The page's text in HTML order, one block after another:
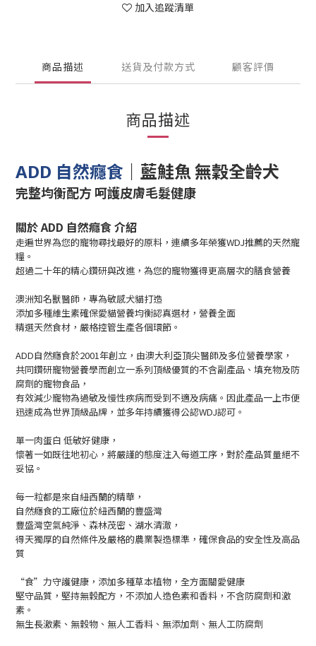
加入追蹤清單
商品描述 送貨及付款方式 顧客評價
商品描述
ADD 自然癮食 ｜ 藍鮭魚 無穀全齡犬
完整均衡配方 呵護皮膚毛髮健康
關於 ADD 自然癮食 介紹
走遍世界為您的寵物尋找最好的原料，連續多年榮獲WDJ推薦的天然寵
糧。
超過二十年的精心鑽研與改進，為您的寵物獲得更高層次的膳食營養
澳洲知名獸醫師，專為敏感犬貓打造
添加多種維生素確保愛貓營養均衡認真選材，營養全面
精選天然食材，嚴格控管生產各個環節。
ADD自然癮食於2001年創立，由澳大利亞頂尖醫師及多位營養學家，
共同鑽研寵物營養學而創立一系列頂級優質的不含副產品、填充物及防
腐劑的寵物食品，
有效減少寵物為過敏及慢性疾病而受到不適及病痛。 因此產品一上市便
迅速成為世界頂級品牌，並多年持續獲得公認WDJ認可。
單一肉蛋白 低敏好健康，
懷著一如既往地初心，將嚴謹的態度注入每道工序，對於產品質量絕不
妥協 。
每一粒都是來自紐西蘭的精華，
自然癮食的工廠位於紐西蘭的豐盛灣
豐盛灣空氣純淨、森林茂密、湖水清澈，
得天獨厚的自然條件及嚴格的農業製造標準，確保食品的安全性及高品
質
“食”力守護健康，添加多種草本植物，全方面關愛健康
堅守品質，堅持無穀配方，不添加人造色素和香料，不含防腐劑和激
素。
無生長激素、無穀物、無人工香料、無添加劑、無人工防腐劑